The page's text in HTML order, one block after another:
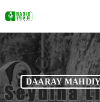
DAARAY